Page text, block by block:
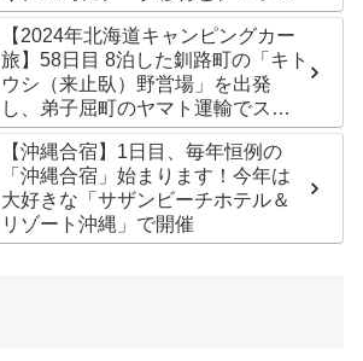
が無事完了！午後からの写真がほ
ぼありません^^;
【2024年北海道キャンピングカー
旅】58日目 8泊した釧路町の「キト
ウシ（来止臥）野営場」を出発
し、弟子屈町のヤマト運輸でステ
ッカー受け取り！今日は北見市の
無料キャンプ場「つつじ公園キャ
ンプ場」まで
【沖縄合宿】1日目、毎年恒例の
「沖縄合宿」始まります！今年は
大好きな「サザンビーチホテル＆
リゾート沖縄」で開催